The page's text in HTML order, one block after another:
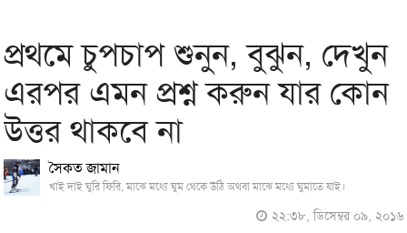
প্রথমে চুপচাপ শুনুন, বুঝুন, দেখুন
এরপর এমন প্রশ্ন করুন যার কোন
উত্তর থাকবে না
সৈকত জামান
খাই দাই ঘুরি ফিরি, মাঝে মধ্যে ঘুম থেকে উঠি অথবা মাঝে মধ্যে ঘুমাতে যাই।
২২:৩৮, ডিসেম্বর ০৯, ২০১৬